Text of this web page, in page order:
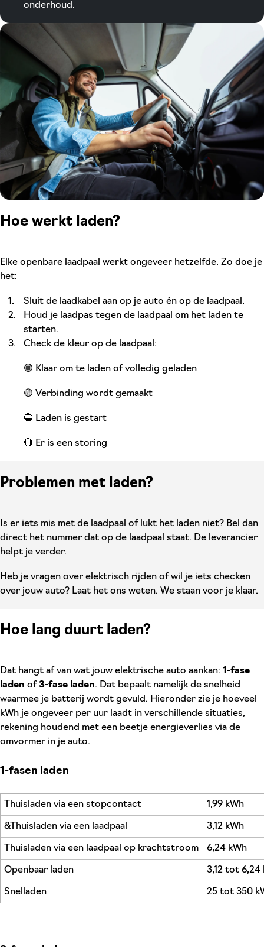
onderhoud.
Hoe werkt laden?
Elke openbare laadpaal werkt ongeveer hetzelfde. Zo doe je
het:
Sluit de laadkabel aan op je auto én op de laadpaal.
Houd je laadpas tegen de laadpaal om het laden te
starten.
Check de kleur op de laadpaal:
🟢 Klaar om te laden of volledig geladen
🟡 Verbinding wordt gemaakt
🔵 Laden is gestart
🔴 Er is een storing
Problemen met laden?
Is er iets mis met de laadpaal of lukt het laden niet? Bel dan
direct het nummer dat op de laadpaal staat. De leverancier
helpt je verder.
Heb je vragen over elektrisch rijden of wil je iets checken
over jouw auto? Laat het ons weten. We staan voor je klaar.
Hoe lang duurt laden?
Dat hangt af van wat jouw elektrische auto aankan: 1-fase
laden of 3-fase laden. Dat bepaalt namelijk de snelheid
waarmee je batterij wordt gevuld. Hieronder zie je hoeveel
kWh je ongeveer per uur laadt in verschillende situaties,
rekening houdend met een beetje energieverlies via de
omvormer in je auto.
1-fasen laden
Thuisladen via een stopcontact 1,99 kWh
&Thuisladen via een laadpaal 3,12 kWh
Thuisladen via een laadpaal op krachtstroom 6,24 kWh
Openbaar laden 3,12 tot 6,24
Snelladen 25 tot 350